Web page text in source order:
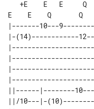
E    E    Q       Q
|-------10---
|-(14)------------
||------|--------
||/10---|-